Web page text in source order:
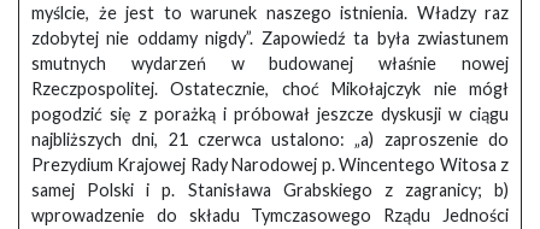
myślcie, że jest to warunek naszego istnienia. Władzy raz
zdobytej nie oddamy nigdy”. Zapowiedź ta była zwiastunem
smutnych wydarzeń w budowanej właśnie nowej
Rzeczpospolitej. Ostatecznie, choć Mikołajczyk nie mógł
pogodzić się z porażką i próbował jeszcze dyskusji w ciągu
najbliższych dni, 21 czerwca ustalono: „a) zaproszenie do
Prezydium Krajowej Rady Narodowej p. Wincentego Witosa z
samej Polski i p. Stanisława Grabskiego z zagranicy; b)
wprowadzenie do składu Tymczasowego Rządu Jedności